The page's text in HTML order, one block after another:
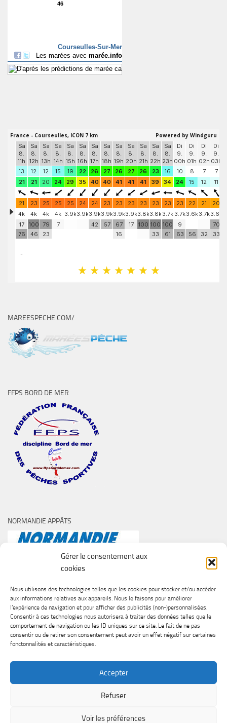
Gérer le consentement aux
cookies
Nous utilisons des technologies telles que les cookies pour stocker et/ou accéder
aux informations relatives aux appareils. Nous le faisons pour améliorer
l’expérience de navigation et pour afficher des publicités (non-)personnalisées.
Consentir à ces technologies nous autorisera à traiter des données telles que le
comportement de navigation ou les ID uniques sur ce site. Le fait de ne pas
consentir ou de retirer son consentement peut avoir un effet négatif sur certaines
fonctonnalités et caractéristiques.
Accepter
Refuser
Voir les préférences
MAREESPECHE.COM/
FFPS BORD DE MER
NORMANDIE APPÂTS